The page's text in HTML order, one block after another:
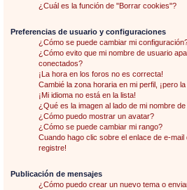
¿Cuál es la función de "Borrar cookies"?
Preferencias de usuario y configuraciones
¿Cómo se puede cambiar mi
¿Cómo evito que mi nombre de usuario
conectados?
¡La hora en los foros no es correcta!
Cambié la zona horaria en mi perfil, ¡pero
¡Mi idioma no está en la lista!
¿Qué es la imagen al lado de mi nombre
¿Cómo puedo mostrar un avatar?
¿Cómo se puede cambiar mi rango?
Cuando hago clic sobre el enlace de e-mail
registre!
Publicación de mensajes
¿Cómo puedo crear un nuevo tema o